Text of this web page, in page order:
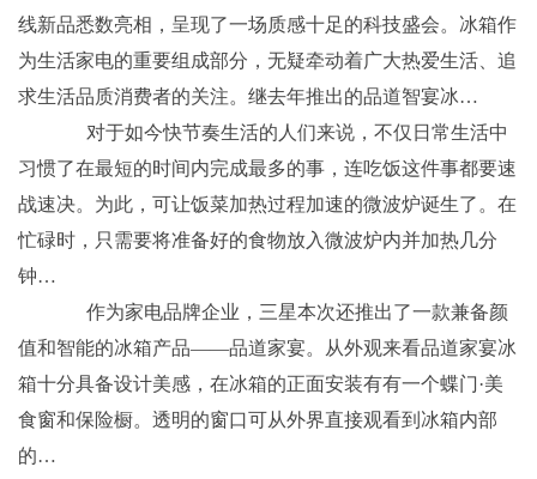
线新品悉数亮相，呈现了一场质感十足的科技盛会。冰箱作
为生活家电的重要组成部分，无疑牵动着广大热爱生活、追
求生活品质消费者的关注。继去年推出的品道智宴冰…
对于如今快节奏生活的人们来说，不仅日常生活中
习惯了在最短的时间内完成最多的事，连吃饭这件事都要速
战速决。为此，可让饭菜加热过程加速的微波炉诞生了。在
忙碌时，只需要将准备好的食物放入微波炉内并加热几分
钟…
作为家电品牌企业，三星本次还推出了一款兼备颜
值和智能的冰箱产品——品道家宴。从外观来看品道家宴冰
箱十分具备设计美感，在冰箱的正面安装有有一个蝶门·美
食窗和保险橱。透明的窗口可从外界直接观看到冰箱内部
的…